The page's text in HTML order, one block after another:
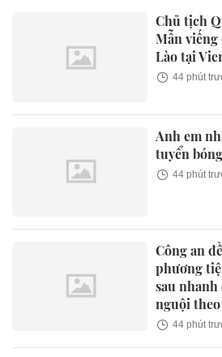
Chủ tịch
Mẫn
Lào tại
44 phút
Anh em
tuyển
44 phút
Công an
phương
sau
nguội
44 phút